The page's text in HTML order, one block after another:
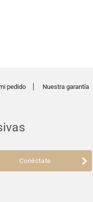
Conéctate
pedido Nuestra garantía